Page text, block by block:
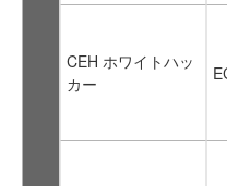
CEH ホワイトハッ
カー